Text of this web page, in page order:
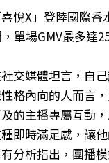
悅X」登陸國際香
單場GMV最多達
交媒體坦言，自
格內向的人而言
的主播專屬互動
即時滿足感，讓
分析指出，團播